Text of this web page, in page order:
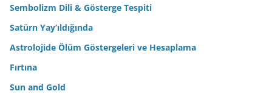
Sembolizm Dili & Gösterge Tespiti
Satürn Yay’ıldığında
Astrolojide Ölüm Göstergeleri ve Hesaplama
Fırtına
Sun and Gold